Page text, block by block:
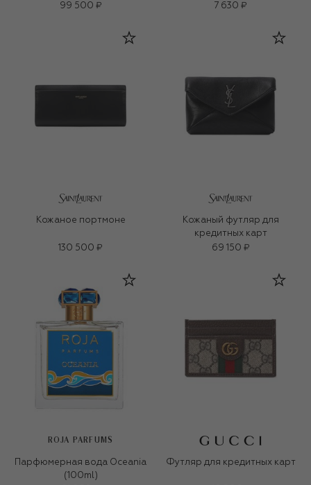
99 500 ₽
7 630 ₽
Кожаное портмоне
130 500 ₽
Кожаный футляр для
кредитных карт
69 150 ₽
ROJA PARFUMS
Парфюмерная вода Oceania
(100ml)
Футляр для кредитных карт